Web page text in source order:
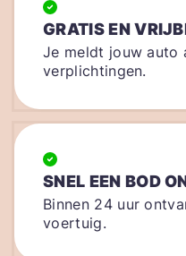
GRATIS EN
Je meldt jouw auto
verplichtingen.
SNEL EEN BOD
Binnen 24 uur
voertuig.